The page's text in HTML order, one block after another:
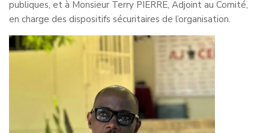
publiques, et à Monsieur Terry PIERRE, Adjoint au Comité,
en charge des dispositifs sécuritaires de l’organisation.